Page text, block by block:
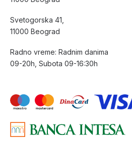
Svetogorska 41,
11000 Beograd
Radno vreme: Radnim danima
09-20h, Subota 09-16:30h